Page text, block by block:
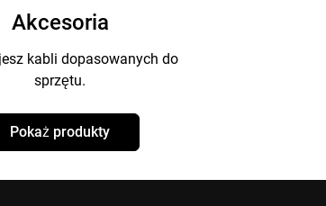
Akcesoria
kabli dopasowanych do
sprzętu.
Pokaż produkty